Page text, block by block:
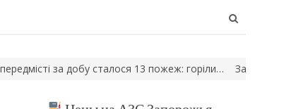
за добу сталося 13 пожеж: горіли… Загинули троє,